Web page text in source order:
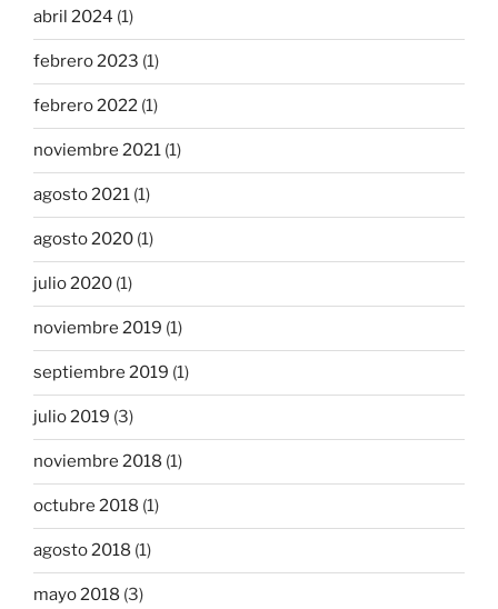
abril 2024 (1)
febrero 2023 (1)
febrero 2022 (1)
noviembre 2021 (1)
agosto 2021 (1)
agosto 2020 (1)
julio 2020 (1)
noviembre 2019 (1)
septiembre 2019 (1)
julio 2019 (3)
noviembre 2018 (1)
octubre 2018 (1)
agosto 2018 (1)
mayo 2018 (3)